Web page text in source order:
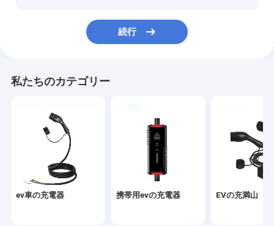
テスラ充電アダプター
EVの速い充電器
続行
私たちのカテゴリー
ev車の充電器 携帯用evの充電器 EVの充満山